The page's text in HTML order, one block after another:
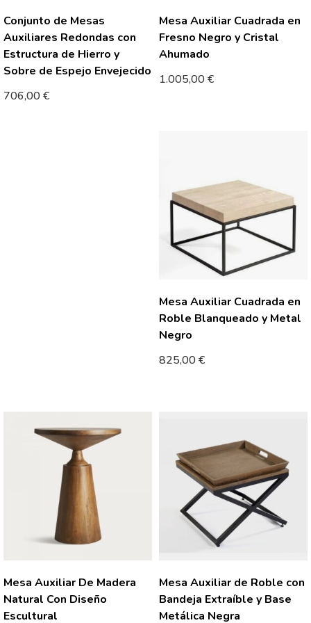
Conjunto de Mesas
Auxiliares Redondas con
Estructura de Hierro y
Sobre de Espejo Envejecido
706,00€
Mesa Auxiliar Cuadrada en
Fresno Negro y Cristal
Ahumado
1.005,00€
Mesa Auxiliar Cuadrada en
Roble Blanqueado y Metal
Negro
825,00€
Mesa Auxiliar De Madera
Natural Con Diseño
Escultural
Mesa Auxiliar de Roble con
Bandeja Extraíble y Base
Metálica Negra